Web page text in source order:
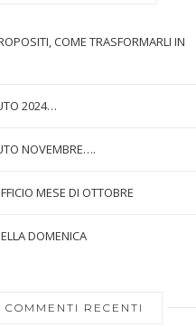
COME TRASFORMARLI IN
2024…
NOVEMBRE….
MESE DI OTTOBRE
DOMENICA
COMMENTI RECENTI